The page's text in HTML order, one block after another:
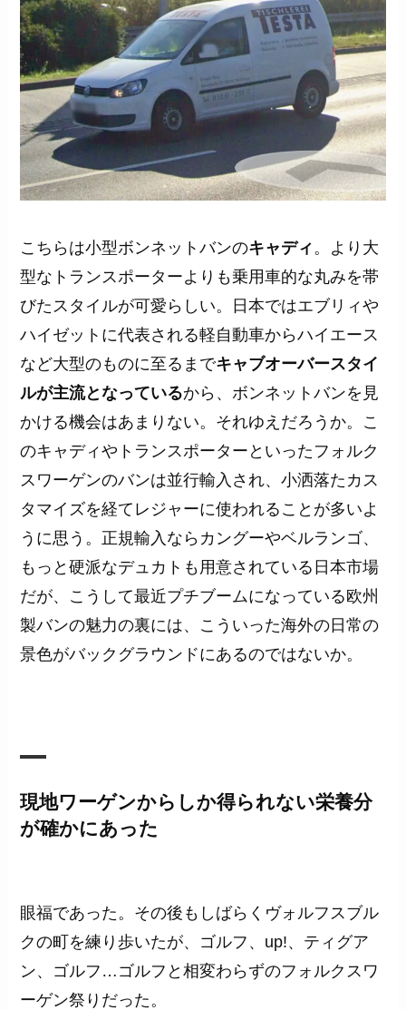
こちらは小型ボンネットバンのキャディ 。より大
型なトランスポーターよりも乗用車的な丸みを帯
びたスタイルが可愛らしい。日本ではエブリィや
ハイゼットに代表される軽自動車からハイエース
など大型のものに至るまでキャブオーバースタイ
ルが主流となっているから、ボンネットバンを見
かける機会はあまりない。それゆえだろうか。こ
のキャディやトランスポーターといったフォルク
スワーゲンのバンは並行輸入され、小洒落たカス
タマイズを経てレジャーに使われることが多いよ
うに思う。正規輸入ならカングーやベルランゴ、
もっと硬派なデュカトも用意されている日本市場
だが、こうして最近プチブームになっている欧州
製バンの魅力の裏には、こういった海外の日常の
景色がバックグラウンドにあるのではないか。
現地ワーゲンからしか得られない栄養分
が確かにあった
眼福であった。その後もしばらくヴォルフスブル
クの町を練り歩いたが、ゴルフ、up!、ティグア
ン、ゴルフ…ゴルフと相変わらずのフォルクスワ
ーゲン祭りだった。